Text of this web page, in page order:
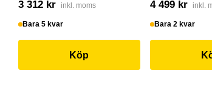
3 312 kr inkl. moms
Bara 5 kvar
Köp
4 499 kr inkl.
Bara 2 kvar